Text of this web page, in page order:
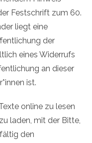
Festschrift zum 60.
liegt eine
der
eines Widerrufs
an dieser
ist.
online zu lesen
laden, mit der Bitte,
den